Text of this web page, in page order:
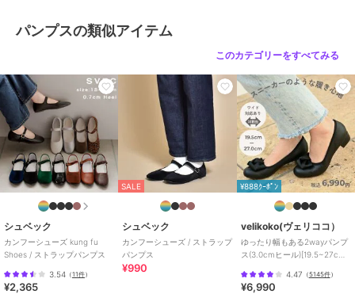
パンプスの類似アイテム
このカテゴリーをすべてみる
シュベック
カンフーシューズ kung fu
Shoes / ストラップパンプス
3.54 （11件）
¥2,365
SALE
シュベック
カンフーシューズ / ストラップ
パンプス
¥990
¥888ｸｰﾎﾟﾝ
velikoko(ヴェリココ）
ゆったり幅もある2wayパンプ
ス(3.0cmヒール)[19.5~27cm]
4.47 （5145件）
¥6,990